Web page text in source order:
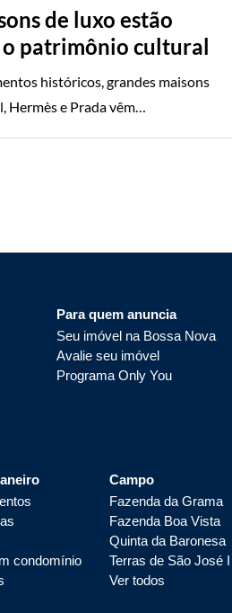
de luxo estão
patrimônio cultural
históricos, grandes maisons
Hermès e Prada vêm…
Para quem anuncia
Seu imóvel na Bossa Nova
Avalie seu imóvel
Programa Only You
condomínio
Campo
Fazenda da Grama
Fazenda Boa Vista
Quinta da Baronesa
Terras de São José I
Ver todos